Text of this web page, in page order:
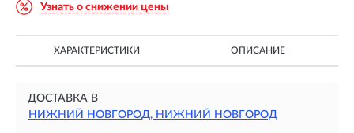
Узнать о снижении цены
ХАРАКТЕРИСТИКИ ОПИСАНИЕ
ДОСТАВКА В
НИЖНИЙ НОВГОРОД, НИЖНИЙ НОВГОРОД